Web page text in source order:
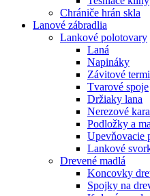
Chrániče hrán skla
Lanové zábradlia
Lankové polotovary
Laná
Napináky
Závitové
Tvarové spoje
Držiaky lana
Nerezové
Podložky a
Upevňovacie
Lankové
Drevené madlá
Koncovky
Spojky na